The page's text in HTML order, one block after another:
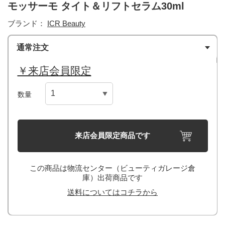
モッサーモ タイト＆リフトセラム30ml
ブランド： ICR Beauty
通常注文
￥来店会員限定
数量
来店会員限定商品です
この商品は物流センター（ビューティガレージ倉
庫）出荷商品です
送料についてはコチラから